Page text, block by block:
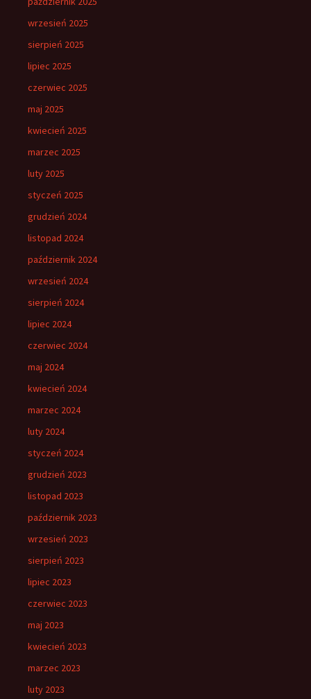
wrzesień 2025
sierpień 2025
lipiec 2025
czerwiec 2025
maj 2025
kwiecień 2025
marzec 2025
luty 2025
styczeń 2025
grudzień 2024
listopad 2024
październik 2024
wrzesień 2024
sierpień 2024
lipiec 2024
czerwiec 2024
maj 2024
kwiecień 2024
marzec 2024
luty 2024
styczeń 2024
grudzień 2023
listopad 2023
październik 2023
wrzesień 2023
sierpień 2023
lipiec 2023
czerwiec 2023
maj 2023
kwiecień 2023
marzec 2023
luty 2023